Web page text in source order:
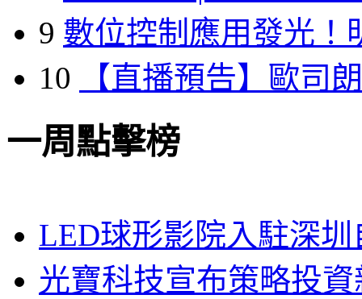
9 數位控制應用發光！
10
【直播預告】歐司
一周點擊榜
LED球形影院入駐深
光寶科技宣布策略投